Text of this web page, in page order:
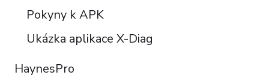
Pokyny k APK
Ukázka aplikace X-Diag
HaynesPro